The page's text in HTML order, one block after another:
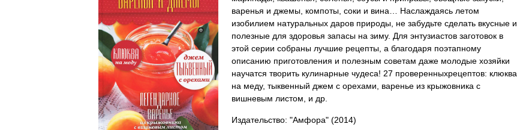
варенья и джемы, компоты, соки и вина… Наслаждаясь летом
изобилием натуральных даров природы, не забудьте сделать вкусные и
полезные для здоровья запасы на зиму. Для энтузиастов заготовок в
этой серии собраны лучшие рецепты, а благодаря поэтапному
описанию приготовления и полезным советам даже молодые хозяйки
научатся творить кулинарные чудеса! 27 проверенныхрецептов: клюква
на меду, тыквенный джем с орехами, варенье из крыжовника с
вишневым листом, и др.
Издательство: "Амфора" (2014)